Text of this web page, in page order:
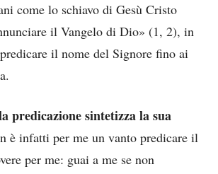
come lo schiavo di Gesù Cristo
il Vangelo di Dio» (1, 2), in
il nome del Signore fino ai
predicazione sintetizza la sua
è infatti per me un vanto predicare il
per me: guai a me se non